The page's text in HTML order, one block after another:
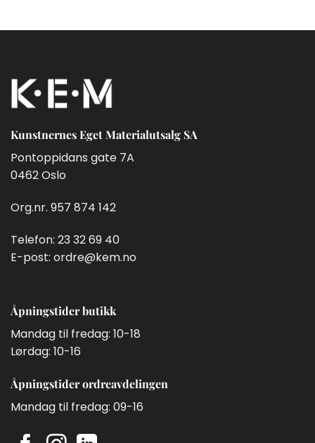
Kunstnernes Eget Materialutsalg SA
Pontoppidans gate 7A
0462 Oslo
Org.nr. 957 874 142
Telefon: 23 32 69 40
E-post: ordre@kem.no
Åpningstider butikk
Mandag til fredag: 10-18
Lørdag: 10-16
Åpningstider ordreavdelingen
Mandag til fredag: 09-16